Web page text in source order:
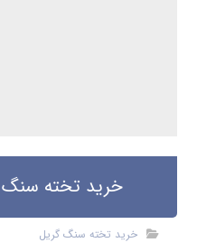
خرید تخته سنگ
خرید تخته سنگ گریل